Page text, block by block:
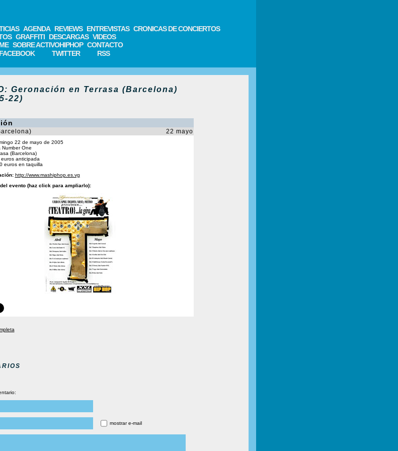
AGENDA REVIEWS ENTREVISTAS CRONICAS DE CONCIERTOS
GRAFFITI DESCARGAS VIDEOS
SOBRE ACTIVOHIPHOP CONTACTO
FACEBOOK TWITTER RSS
Geronación en Terrasa (Barcelona)
22)
22 mayo
22 de mayo de 2005
One
(Barcelona)
euros anticipada
euros en taquilla
http://www.mashiphop.es.vg
evento (haz click para ampliarlo):
mostrar e-mail